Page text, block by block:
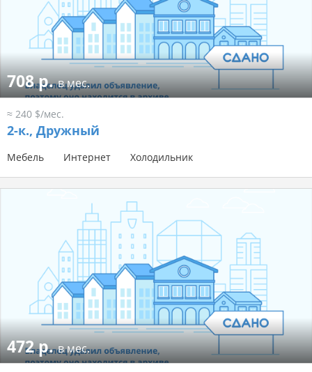
708 р.в мес.
≈ 240 $/мес.
2-к., Дружный
Мебель Интернет Холодильник
472 р.в мес.